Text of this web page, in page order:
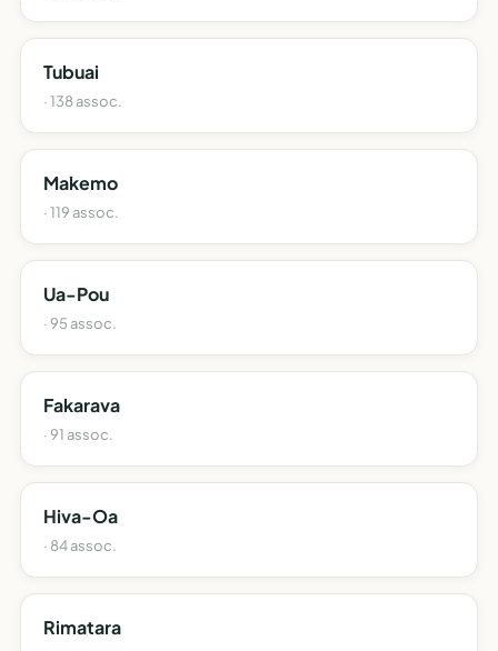
Tubuai
· 138 assoc.
Makemo
· 119 assoc.
Ua-Pou
· 95 assoc.
Fakarava
· 91 assoc.
Hiva-Oa
· 84 assoc.
Rimatara